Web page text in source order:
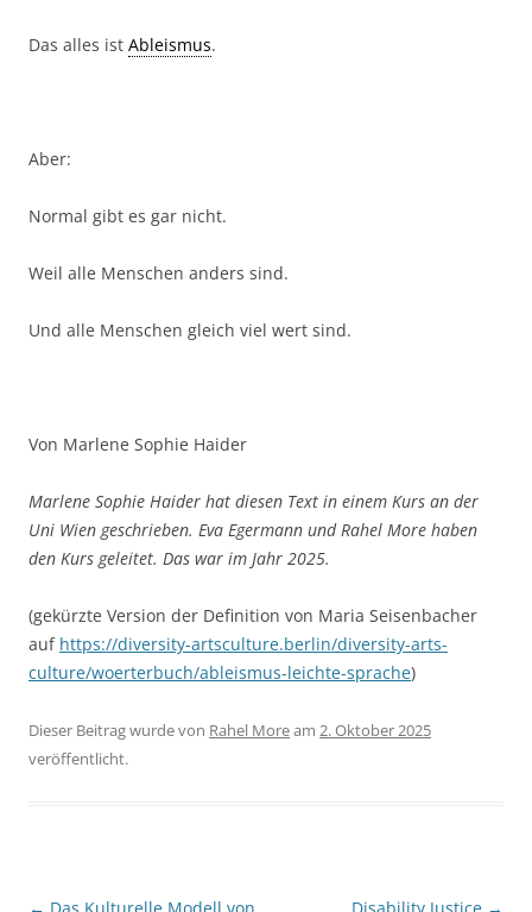
Das alles ist Ableismus.
Aber:
Normal gibt es gar nicht.
Weil alle Menschen anders sind.
Und alle Menschen gleich viel wert sind.
Von Marlene Sophie Haider
Marlene Sophie Haider hat diesen Text in einem Kurs an der
Uni Wien geschrieben. Eva Egermann und Rahel More haben
den Kurs geleitet. Das war im Jahr 2025.
(gekürzte Version der Definition von Maria Seisenbacher
auf https://diversity-artsculture.berlin/diversity-arts-
culture/woerterbuch/ableismus-leichte-sprache)
Dieser Beitrag wurdevon Rahel Moream 2. Oktober 2025
veröffentlicht.